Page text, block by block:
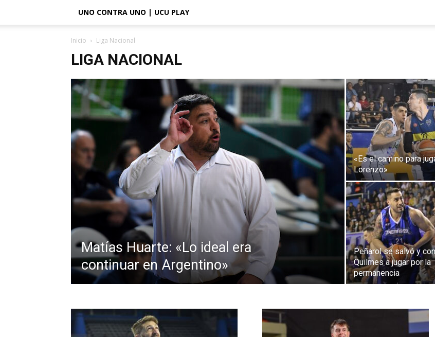
UNO CONTRA UNO | UCU PLAY
Inicio Liga Nacional
LIGA NACIONAL
Matías Huarte: «Lo ideal era
continuar en Argentino»
«Es el camino para
Lorenzo»
Peñarol se salvó y
Quilmes a jugar por la
permanencia